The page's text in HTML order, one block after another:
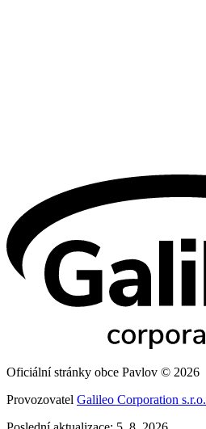
Oficiální stránky obce Pavlov © 2026
Provozovatel Galileo Corporation s.r.o.